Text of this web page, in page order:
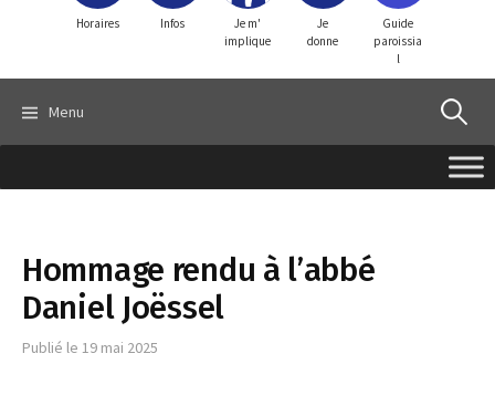
Horaires Infos
Je m'
implique
Je
donne
Guide
paroissia
l
Menu
Hommage rendu à l’abbé
Daniel Joëssel
Publié le 19 mai 2025